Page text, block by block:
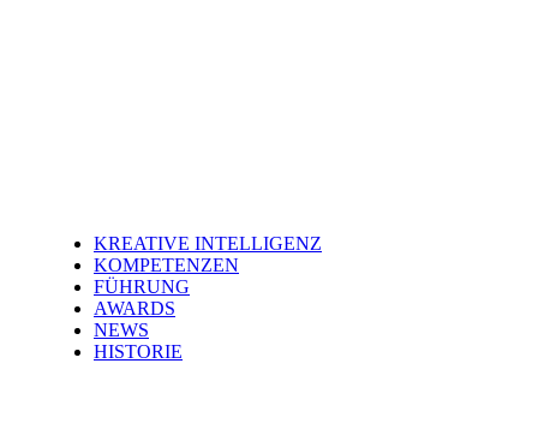
KREATIVE INTELLIGENZ
KOMPETENZEN
FÜHRUNG
AWARDS
NEWS
HISTORIE